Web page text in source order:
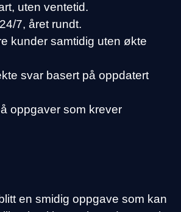
uten ventetid.
7, året rundt.
kunder samtidig uten økte
svar basert på oppdatert
oppgaver som krever
en smidig oppgave som kan